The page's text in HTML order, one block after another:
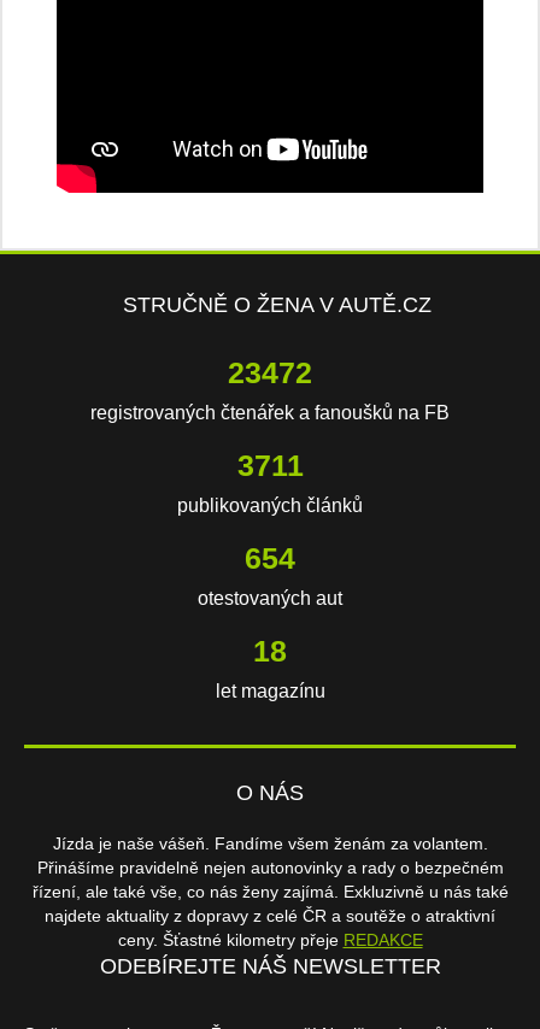
STRUČNĚ O ŽENA V AUTĚ.CZ
23472
registrovaných čtenářek a fanoušků na FB
3711
publikovaných článků
654
otestovaných aut
18
let magazínu
O NÁS
Jízda je naše vášeň. Fandíme všem ženám za volantem.
Přinášíme pravidelně nejen autonovinky a rady o bezpečném
řízení, ale také vše, co nás ženy zajímá. Exkluzivně u nás také
najdete aktuality z dopravy z celé ČR a soutěže o atraktivní
ceny. Šťastné kilometry přeje REDAKCE
ODEBÍREJTE NÁŠ NEWSLETTER